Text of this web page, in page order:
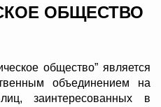
ОБЩЕСТВО
общество” является
объединением на
заинтересованных в